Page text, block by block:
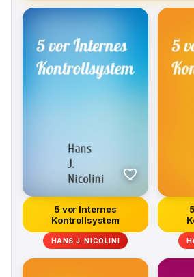
5 vor Internes
Kontrollsystem
HANS J. NICOLINI